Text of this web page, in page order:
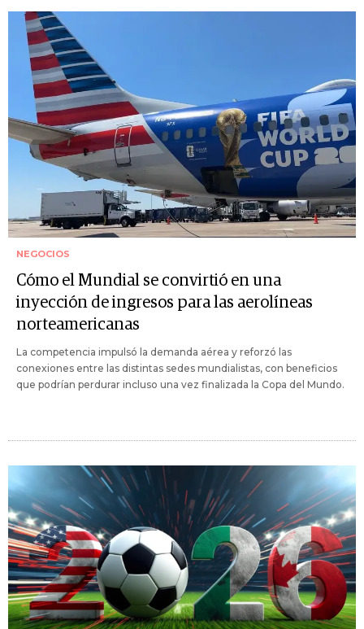
NEGOCIOS
Cómo el Mundial se convirtió en una
inyección de ingresos para las aerolíneas
norteamericanas
La competencia impulsó la demanda aérea y reforzó las
conexiones entre las distintas sedes mundialistas, con beneficios
que podrían perdurar incluso una vez finalizada la Copa del Mundo.